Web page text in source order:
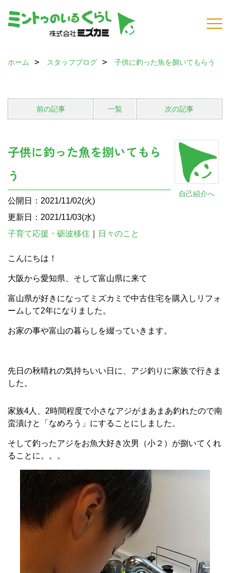
ホーム スタッフブログ 子供に釣った魚を捌いてもらう
前の記事 一覧 次の記事
自己紹介へ
子供に釣った魚を捌いてもら
う
公開日：2021/11/02(火)
更新日：2021/11/03(水)
子育て応援・砺波移住
日々のこと
こんにちは！
大阪から愛知県、そして富山県に来て
富山県が好きになってミズカミで中古住宅を購入しリフォ
ームして2年になりました。
お家の事や富山の暮らしを綴っていきます。
先日の秋晴れの気持ちいい日に、アジ釣りに家族で行きま
した。
家族4人、2時間程度で小さなアジがまあまあ釣れたので南
蛮漬けと「なめろう」にすることにしました。
そして釣ったアジをお魚大好き次男（小２）が捌いてくれ
ることに。。。